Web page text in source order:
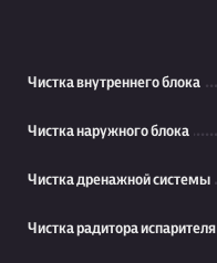
Чистка внутреннего блока
Чистка наружного блока
Чистка дренажной системы
Чистка радитора испарителя